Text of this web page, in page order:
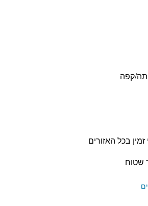
קפה
בכל האזורים
שטוח